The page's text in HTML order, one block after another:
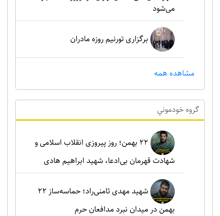
می‌شود
برگزاری تورنیم روزه مادران
مشاهده همه
گروه خودموني
۲۲ بهمن؛ روز پیروزی انقلاب اسلامی و
شهادت قهرمان بی‌ادعا، شهید ابراهیم هادی
شهید مهدی ثامنی‌راد؛ حماسه‌ساز ۲۲
بهمن در میدان نبرد مدافعان حرم